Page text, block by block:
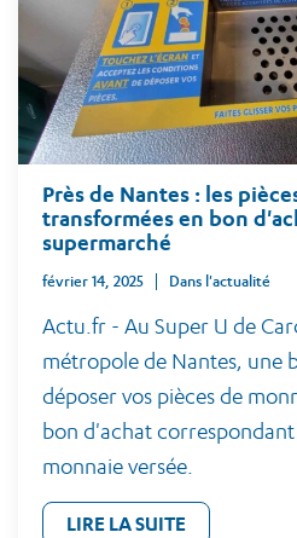
Près de Nantes : les
transformées en bon
supermarché
février 14, 2025 Dans l'actualité
Actu.fr - Au Super U de
métropole de Nantes, une
déposer vos pièces de
bon d'achat correspondant
monnaie versée.
LIRE LA SUITE